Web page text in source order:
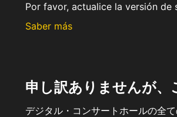
Por favor, actualice la versión
Saber más
申し訳ありませんが
デジタル・コンサートホールの全